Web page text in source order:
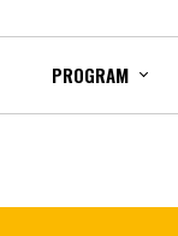
PROGRAM